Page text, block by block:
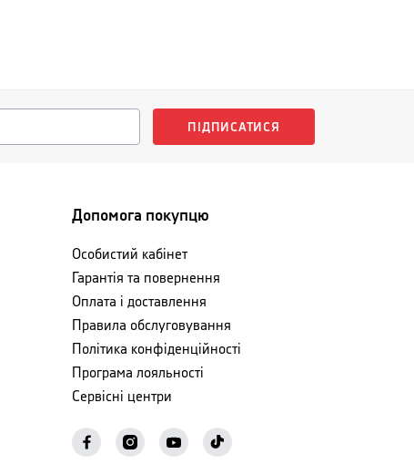
ПІДПИСАТИСЯ
Допомога покупцю
Особистий кабінет
Гарантія та повернення
Оплата і доставлення
Правила обслуговування
Політика конфіденційності
Програма лояльності
Сервісні центри